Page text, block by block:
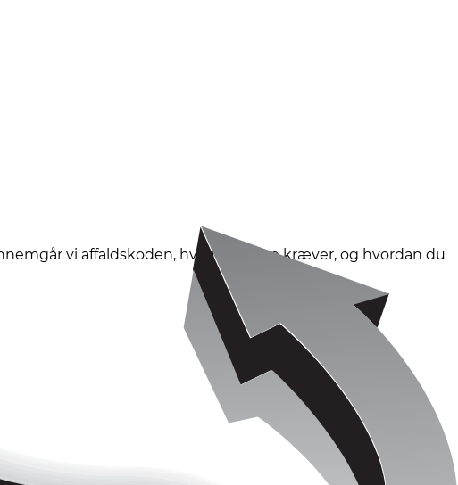
vi affaldskoden, hvad reglerne kræver, og hvordan du